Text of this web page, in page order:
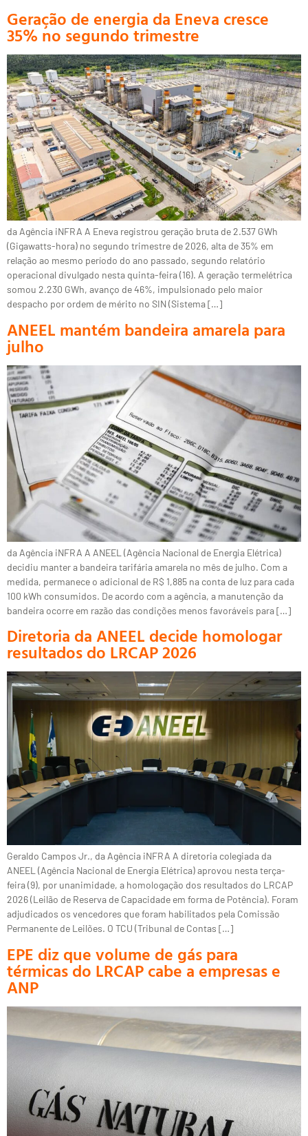
Geração de energia da Eneva cresce
35% no segundo trimestre
da Agência iNFRA A Eneva registrou geração bruta de 2.537 GWh
(Gigawatts-hora) no segundo trimestre de 2026, alta de 35% em
relação ao mesmo período do ano passado, segundo relatório
operacional divulgado nesta quinta-feira (16). A geração termelétrica
somou 2.230 GWh, avanço de 46%, impulsionado pelo maior
despacho por ordem de mérito no SIN (Sistema […]
ANEEL mantém bandeira amarela para
julho
da Agência iNFRA A ANEEL (Agência Nacional de Energia Elétrica)
decidiu manter a bandeira tarifária amarela no mês de julho. Com a
medida, permanece o adicional de R$ 1,885 na conta de luz para cada
100 kWh consumidos. De acordo com a agência, a manutenção da
bandeira ocorre em razão das condições menos favoráveis para […]
Diretoria da ANEEL decide homologar
resultados do LRCAP 2026
Geraldo Campos Jr., da Agência iNFRA A diretoria colegiada da
ANEEL (Agência Nacional de Energia Elétrica) aprovou nesta terça-
feira (9), por unanimidade, a homologação dos resultados do LRCAP
2026 (Leilão de Reserva de Capacidade em forma de Potência). Foram
adjudicados os vencedores que foram habilitados pela Comissão
Permanente de Leilões. O TCU (Tribunal de Contas […]
EPE diz que volume de gás para
térmicas do LRCAP cabe a empresas e
ANP